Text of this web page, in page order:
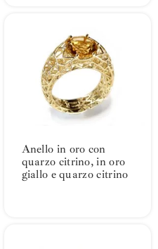
Anello in oro con
quarzo citrino, in oro
giallo e quarzo citrino